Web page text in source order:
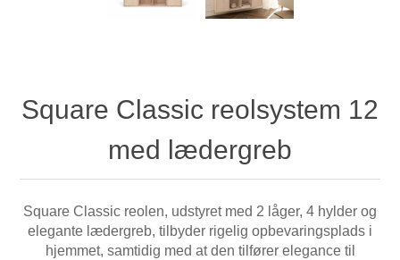
Square Classic reolsystem 12
med lædergreb
Square Classic reolen, udstyret med 2 låger, 4 hylder og
elegante lædergreb, tilbyder rigelig opbevaringsplads i
hjemmet, samtidig med at den tilfører elegance til